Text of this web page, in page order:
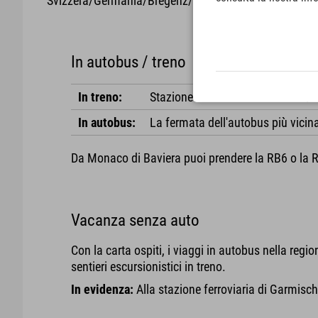
In autobus / treno
In treno:
Stazione ferroviaria di Farchant/
In autobus:
La fermata dell'autobus più
Da Monaco di Baviera puoi prendere la RB6 o la
Vacanza senza auto
Con la carta ospiti, i viaggi in autobus nella
sentieri escursionistici in treno.
In evidenza: Alla stazione ferroviaria di